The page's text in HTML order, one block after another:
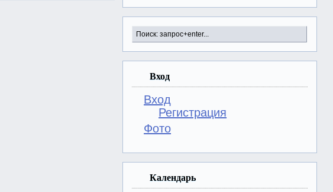
Вход
Вход
Регистрация
Фото
Календарь